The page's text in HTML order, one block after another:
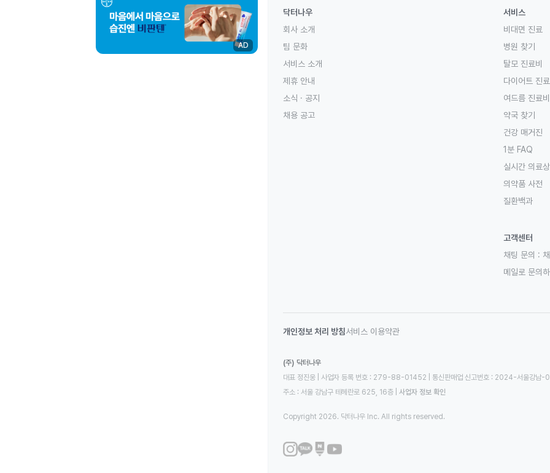
AD
닥터나우
회사 소개
팀 문화
서비스 소개
제휴 안내
소식 · 공지
채용 공고
서비스
비대면 진료
병원 찾기
탈모 진료비
다이어트 진료
여드름 진료비
약국 찾기
건강 매거진
1분 FAQ
실시간 의료
의약품 사전
질환백과
고객센터
채팅 문의 :
메일로 문의하
개인정보 처리 방침서비스 이용약관
(주) 닥터나우
대표 정진웅 | 사업자 등록 번호 : 279-88-01452 | 통신판매업 신고번호 : 2024-서울강남
주소 : 서울 강남구 테헤란로 625, 16층
사업자 정보 확인
Copyright 2026. 닥터나우 Inc. All rights reserved.